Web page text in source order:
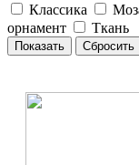
Классика
орнамент
Ткань